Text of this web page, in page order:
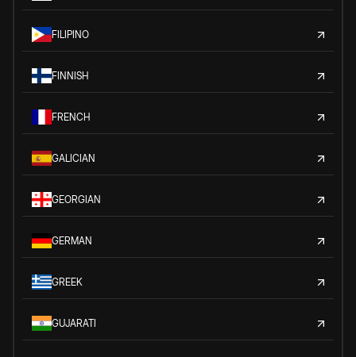
FILIPINO
FINNISH
FRENCH
GALICIAN
GEORGIAN
GERMAN
GREEK
GUJARATI